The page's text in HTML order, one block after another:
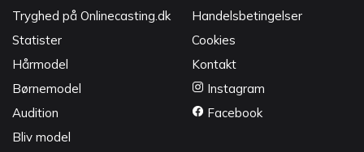
Tryghed på Onlinecasting.dk
Statister
Hårmodel
Børnemodel
Audition
Bliv model
Handelsbetingelser
Cookies
Kontakt
Instagram
Facebook